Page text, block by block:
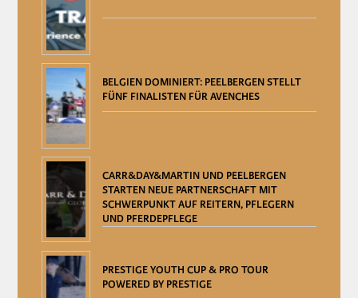
BELGIEN DOMINIERT: PEELBERGEN STELLT
FÜNF FINALISTEN FÜR AVENCHES
CARR&DAY&MARTIN UND PEELBERGEN
STARTEN NEUE PARTNERSCHAFT MIT
SCHWERPUNKT AUF REITERN, PFLEGERN
UND PFERDEPFLEGE
PRESTIGE YOUTH CUP & PRO TOUR
POWERED BY PRESTIGE